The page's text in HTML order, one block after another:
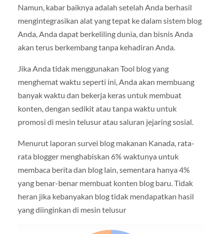
Namun, kabar baiknya adalah setelah Anda berhasil
mengintegrasikan alat yang tepat ke dalam sistem blog
Anda, Anda dapat berkeliling dunia, dan bisnis Anda
akan terus berkembang tanpa kehadiran Anda.
Jika Anda tidak menggunakan Tool blog yang
menghemat waktu seperti ini, Anda akan membuang
banyak waktu dan bekerja keras untuk membuat
konten, dengan sedikit atau tanpa waktu untuk
promosi di mesin telusur atau saluran jejaring sosial.
Menurut laporan survei blog makanan Kanada, rata-
rata blogger menghabiskan 6% waktunya untuk
membaca berita dan blog lain, sementara hanya 4%
yang benar-benar membuat konten blog baru. Tidak
heran jika kebanyakan blog tidak mendapatkan hasil
yang diinginkan di mesin telusur